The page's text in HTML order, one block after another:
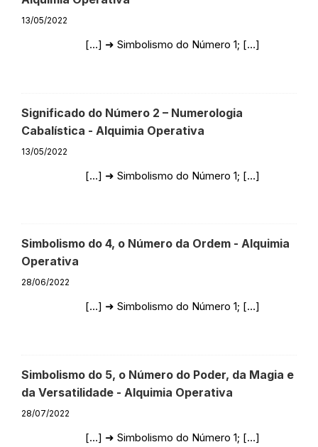
13/05/2022
[…] ➜ Simbolismo do Número 1; […]
Significado do Número 2 – Numerologia
Cabalística - Alquimia Operativa
13/05/2022
[…] ➜ Simbolismo do Número 1; […]
Simbolismo do 4, o Número da Ordem - Alquimia
Operativa
28/06/2022
[…] ➜ Simbolismo do Número 1; […]
Simbolismo do 5, o Número do Poder, da Magia e
da Versatilidade - Alquimia Operativa
28/07/2022
[…] ➜ Simbolismo do Número 1; […]